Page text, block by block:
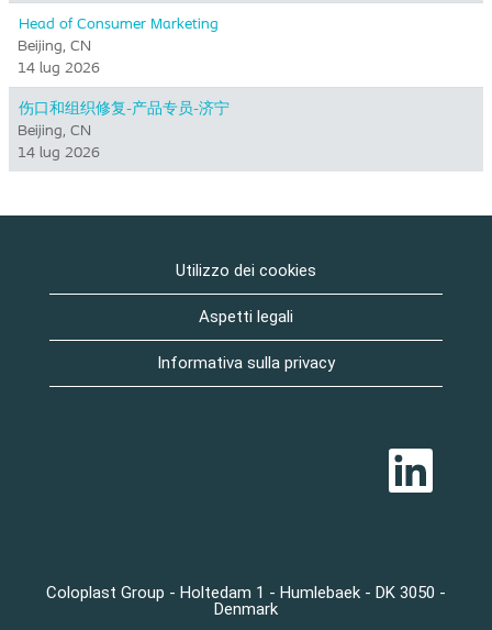
Head of Consumer Marketing
Beijing, CN
14 lug 2026
伤口和组织修复-产品专员-济宁
Beijing, CN
14 lug 2026
Utilizzo dei cookies
Aspetti legali
Informativa sulla privacy
S
u
n
Coloplast Group - Holtedam 1 - Humlebaek - DK 3050 -
Denmark